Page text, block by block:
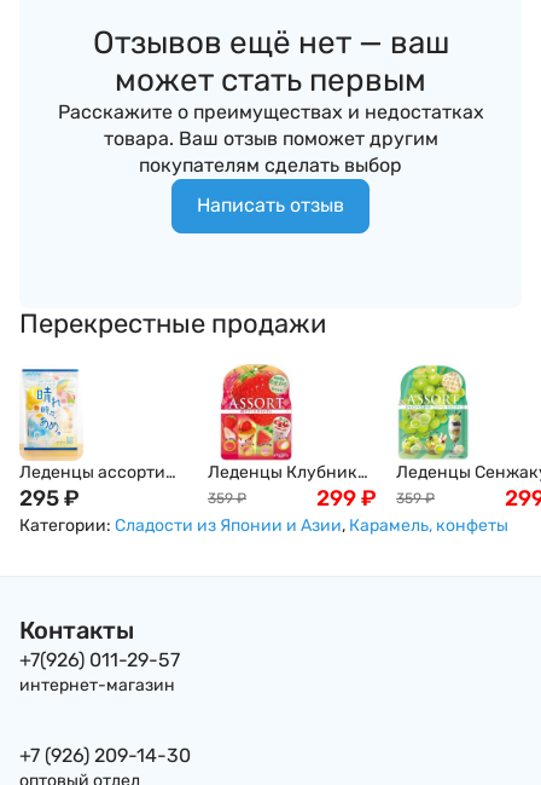
Отзывов ещё нет — ваш
может стать первым
Расскажите о преимуществах и недостатках
товара. Ваш отзыв поможет другим
покупателям сделать выбор
Написать отзыв
Перекрестные продажи
Леденцы ассорти
"Настроения
погоды" (молочные,
"содовая",
295₽
Леденцы Клубника
Ассорти 5-ти
клубничных вкусов
359 ₽ 299₽
Леденцы
Мускат ассорти
вкусов белого
Винограда , 85г
359 ₽
Категории: Сладости из Японии и Азии, Карамель, конфеты
Контакты
+7(926) 011-29-57
интернет-магазин
+7 (926) 209-14-30
оптовый отдел